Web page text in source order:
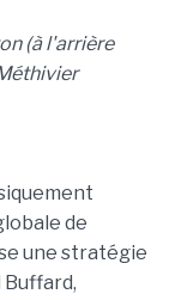
(à l'arrière
de
une stratégie